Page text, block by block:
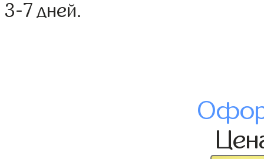
3-7 дней.